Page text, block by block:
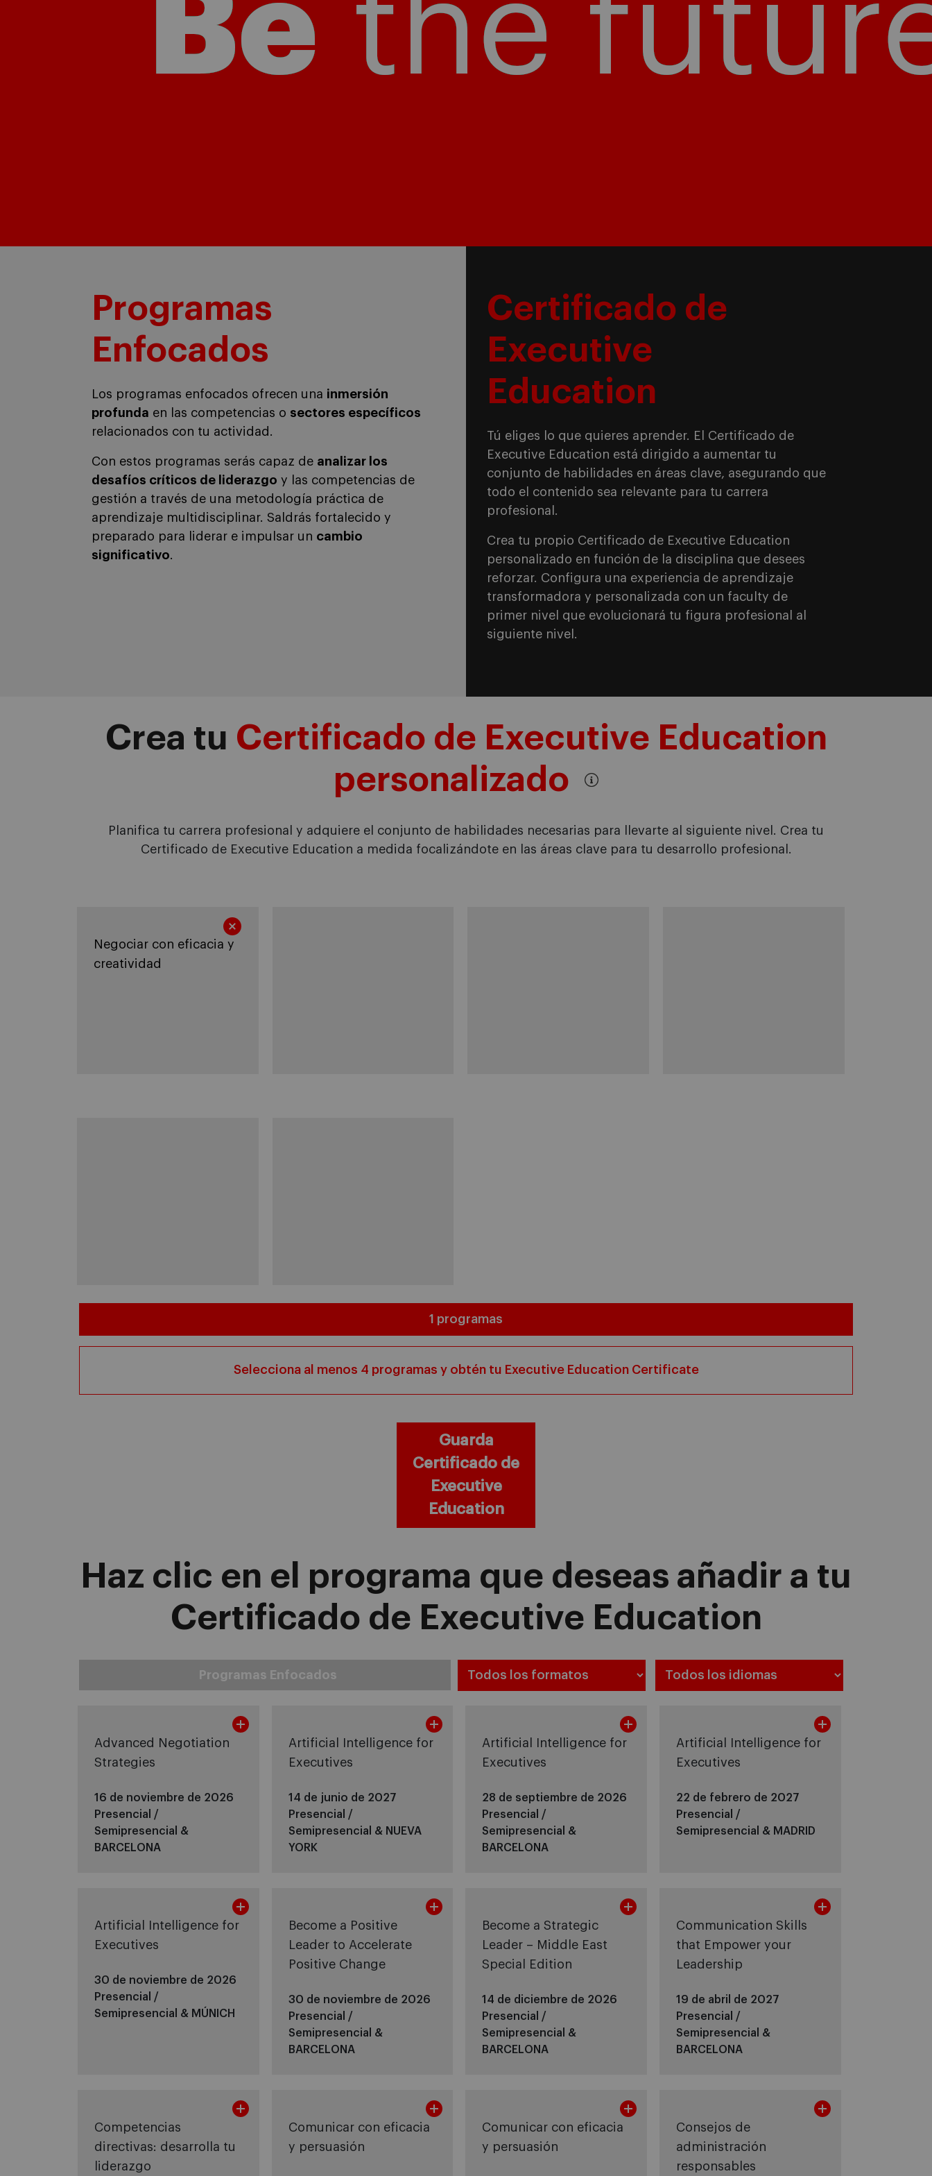
Programas
Enfocados
Los programas enfocados ofrecen una inmersión
profunda en las competencias o sectores específicos
relacionados con tu actividad.
Con estos programas serás capaz de analizar los
desafíos críticos de liderazgo y las competencias de
gestión a través de una metodología práctica de
aprendizaje multidisciplinar. Saldrás fortalecido y
preparado para liderar e impulsar un cambio
significativo.
Certificado de
Executive
Education
Tú eliges lo que quieres aprender. El Certificado de
Executive Education está dirigido a aumentar tu
conjunto de habilidades en áreas clave, asegurando que
todo el contenido sea relevante para tu carrera
profesional.
Crea tu propio Certificado de Executive Education
personalizado en función de la disciplina que desees
reforzar. Configura una experiencia de aprendizaje
transformadora y personalizada con un faculty de
primer nivel que evolucionará tu figura profesional al
siguiente nivel.
Crea tu Certificado de Executive Education
personalizado
Planifica tu carrera profesional y adquiere el conjunto de habilidades necesarias para llevarte al siguiente nivel. Crea tu
Certificado de Executive Education a medida focalizándote en las áreas clave para tu desarrollo profesional.
Negociar con eficacia y
creatividad
1 programas
Selecciona al menos 4 programas y obtén tu Executive Education Certificate
Guarda
Certificado de
Executive
Education
Haz clic en el programa que deseas añadir a tu
Certificado de Executive Education
Programas Enfocados
Advanced Negotiation
Strategies
16 de noviembre de 2026
Presencial /
Semipresencial &
BARCELONA
Artificial Intelligence for
Executives
14 de junio de 2027
Presencial /
Semipresencial & NUEVA
YORK
Artificial Intelligence for
Executives
28 de septiembre de 2026
Presencial /
Semipresencial &
BARCELONA
Artificial Intelligence for
Executives
22 de febrero de 2027
Presencial /
Semipresencial & MADRID
Artificial Intelligence for
Executives
30 de noviembre de 2026
Presencial /
Semipresencial & MÚNICH
Become a Positive
Leader to Accelerate
Positive Change
30 de noviembre de 2026
Presencial /
Semipresencial &
BARCELONA
Become a Strategic
Leader – Middle East
Special Edition
14 de diciembre de 2026
Presencial /
Semipresencial &
BARCELONA
Communication Skills
that Empower your
Leadership
19 de abril de 2027
Presencial /
Semipresencial &
BARCELONA
Competencias
directivas: desarrolla tu
liderazgo
Comunicar con eficacia
y persuasión
Comunicar con eficacia
y persuasión
Consejos de
administración
responsables